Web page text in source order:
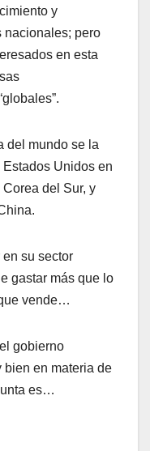
y
nacionales; pero
en esta
del mundo se la
Unidos en
del Sur, y
su sector
gastar más que lo
vende…
gobierno
bien en materia de
es…